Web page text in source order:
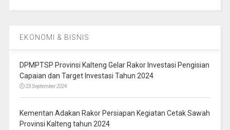
EKONOMI & BISNIS
DPMPTSP Provinsi Kalteng Gelar Rakor Investasi Pengisian
Capaian dan Target Investasi Tahun 2024
23 September 2024
Kementan Adakan Rakor Persiapan Kegiatan Cetak Sawah
Provinsi Kalteng tahun 2024